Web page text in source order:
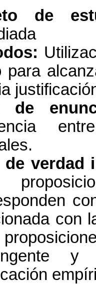
de
para
de
de verdad
con